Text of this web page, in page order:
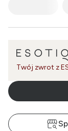
Twój zwrot z